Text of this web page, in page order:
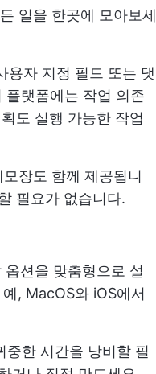
일을 한곳에 모아보세
용자 지정 필드 또는 댓
랫폼에는 작업 의존
도 실행 가능한 작업
장도 함께 제공됩니
필요가 없습니다.
션을 맞춤형으로 설
, MacOS와 iOS에서
한 시간을 낭비할 필